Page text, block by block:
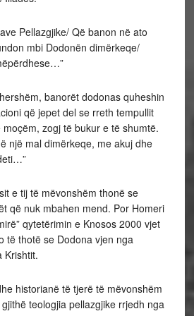
Pellazgjike/ Që banon në ato
mbi Dodonën dimërkeqe/
banorët dodonas quheshin
që jepet del se rreth tempullit
zogj të bukur e të shumtë.
një mal dimërkeqe, me akuj dhe
e tij të mëvonshëm thonë se
që nuk mbahen mend. Por Homeri
qytetërimin e Knosos 2000 vjet
të thotë se Dodona vjen nga
Krishtit.
historianë të tjerë të mëvonshëm
teologjia pellazgjike rrjedh nga